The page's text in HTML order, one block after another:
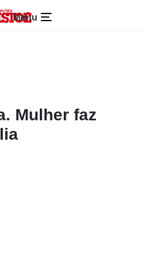
Menu
Mulher faz